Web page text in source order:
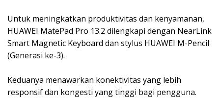
Untuk meningkatkan produktivitas dan kenyamanan,
HUAWEI MatePad Pro 13.2 dilengkapi dengan NearLink
Smart Magnetic Keyboard dan stylus HUAWEI M-Pencil
(Generasi ke-3).
Keduanya menawarkan konektivitas yang lebih
responsif dan kongesti yang tinggi bagi pengguna.